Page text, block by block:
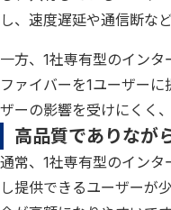
し、速度遅延や通信断な
一方、1社専有型のイン
ファイバーを1ユーザー
ザーの影響を受けにくく
高品質でありなが
通常、1社専有型のイン
し提供できるユーザーが